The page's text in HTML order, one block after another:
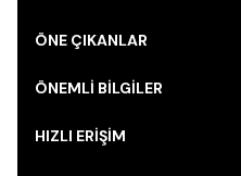
ÖNE ÇIKANLAR
ÖNEMLİ BİLGİLER
HIZLI ERİŞİM